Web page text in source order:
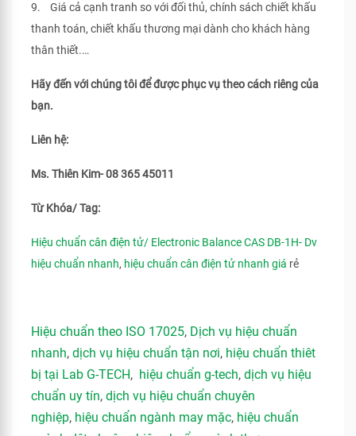
9. Giá cả cạnh tranh so với đối thủ, chính sách chiết khấu
thanh toán, chiết khấu thương mại dành cho khách hàng
thân thiết.…
Hãy đến với chúng tôi để được phục vụ theo cách riêng của
bạn.
Liên hệ:
Ms. Thiên Kim- 08 365 45011
Từ Khóa/ Tag:
Hiệu chuẩn cân điện tử/ Electronic Balance CAS DB-1H- Dv
hiệu chuẩn nhanh, hiệu chuẩn cân điện tử nhanh giá rẻ
Hiệu chuẩn theo ISO 17025, Dịch vụ hiệu chuẩn
nhanh, dịch vụ hiệu chuẩn tận nơi, hiệu chuẩn thiêt
bị tại Lab G-TECH, hiệu chuẩn g-tech, dịch vụ hiệu
chuẩn uy tín, dịch vụ hiệu chuẩn chuyên
nghiệp, hiệu chuẩn ngành may mặc, hiệu chuẩn